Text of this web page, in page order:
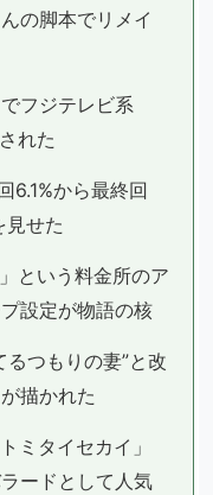
の脚本でリメイ
フジテレビ系
れた
6.1%から最終回
見せた
という料金所のア
設定が物語の核
つもりの妻”と改
描かれた
ミタイセカイ」
ードとして人気